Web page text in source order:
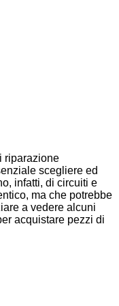
riparazione
scegliere ed
infatti, di circuiti e
ma che potrebbe
a vedere alcuni
acquistare pezzi di